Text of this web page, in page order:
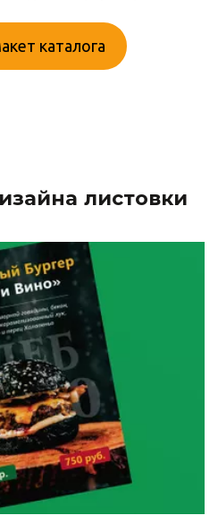
каталога
листовки